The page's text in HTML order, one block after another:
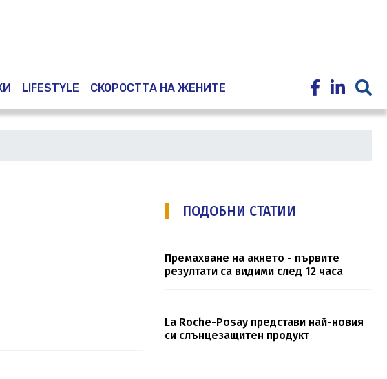
LIFESTYLE СКОРОСТТА НА ЖЕНИТЕ
ПОДОБНИ СТАТИИ
Премахване на акнето - първите
резултати са видими след 12 часа
La Roche-Posay представи най-новия
си слънцезащитен продукт